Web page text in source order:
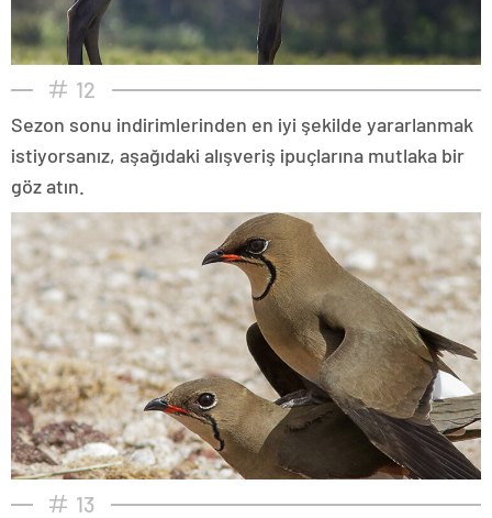
12
Sezon sonu indirimlerinden en iyi şekilde yararlanmak
istiyorsanız, aşağıdaki alışveriş ipuçlarına mutlaka bir
göz atın.
13